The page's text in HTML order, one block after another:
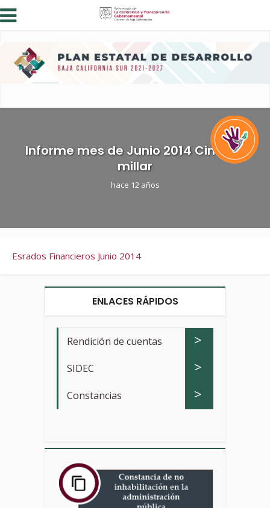
Informe mes de Junio 2014 Cinco al
millar
hace 12 años
Esrados Financieros Junio 2014
ENLACES RÁPIDOS
Rendición de cuentas >
SIDEC >
Constancias >